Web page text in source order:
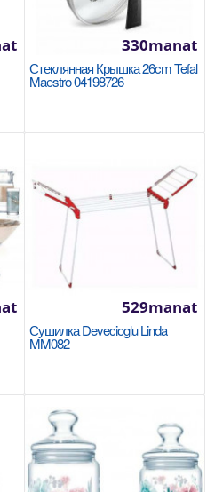
В избранные
Duo Black/Chrome
мл 850 Вт Шлифовальный
нержавеющей стали
Стеклянная Крышка 26cm Tefal
Maestro 04198726
330manat
Сушилка Devecioglu Linda
MM082
529manat